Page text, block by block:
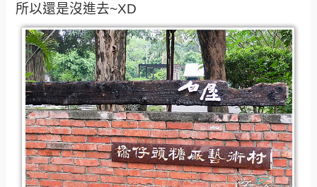
所以還是沒進去~XD